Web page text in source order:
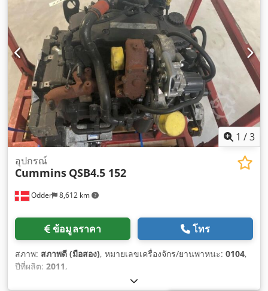
1 /3
Odder 8,612 km
อุปกรณ์
Cummins QSB4.5 152
ข้อมูลราคา โทร
สภาพ: สภาพดี (มือสอง), หมายเลขเครื่องจักร/ยานพาหนะ: 0104,
ปีที่ผลิต: 2011,